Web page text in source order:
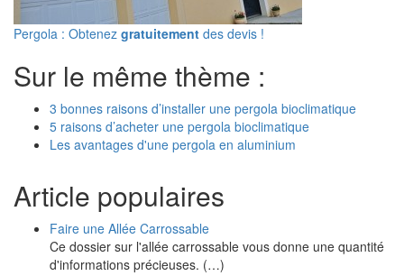
Pergola : Obtenez gratuitement des devis !
Sur le même thème :
3 bonnes raisons d’installer une pergola bioclimatique
5 raisons d’acheter une pergola bioclimatique
Les avantages d'une pergola en aluminium
Article populaires
Faire une Allée Carrossable
Ce dossier sur l'allée carrossable vous donne une quantité
d'informations précieuses. (…)